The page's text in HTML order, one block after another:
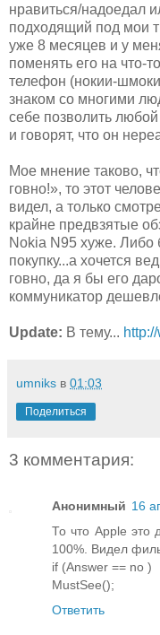
нравиться/надоедал
подходящий под мои
уже 8 месяцев и у
поменять его на что-
телефон (нокии-
знаком со многими
себе позволить
и говорят, что он
Мое мнение таково,
говно!», то этот
видел, а только
крайне предвзятые
Nokia N95 хуже. Либо
покупку...а хочется
говно, да я бы его
коммуникатор
Update: В тему...
umniks в 01:03
Поделиться
3 комментария:
Анонимный 16
То что Apple это
100%. Видел
if (Answer == no )
MustSee();
Ответить